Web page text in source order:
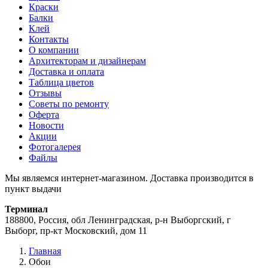
Краски
Балки
Клей
Контакты
О компании
Архитекторам и дизайнерам
Доставка и оплата
Таблица цветов
Отзывы
Советы по ремонту
Оферта
Новости
Акции
Фотогалерея
Файлы
Мы являемся интернет-магазином. Доставка производится в
пункт выдачи
Терминал
188800, Россия, обл Ленинградская, р-н Выборгский, г
Выборг, пр-кт Московский, дом 11
Главная
Обои